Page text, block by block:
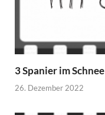
3 Spanier im Schnee
26. Dezember 2022